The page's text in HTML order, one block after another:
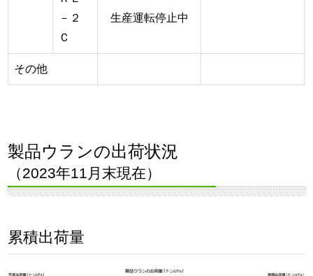
－２
Ｃ
生産運転停止中
その他
製品ウランの出荷状況
（2023年11月末現在）
累積出荷量